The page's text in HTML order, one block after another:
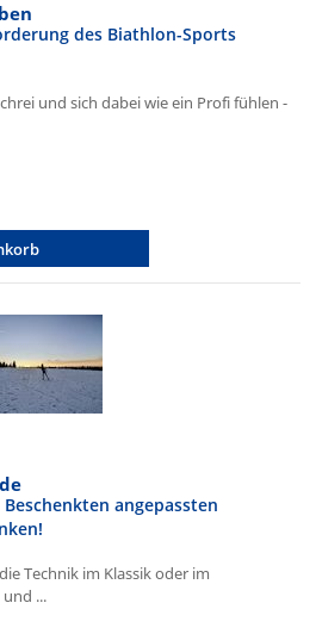
des Biathlon-Sports
und sich dabei wie ein Profi fühlen -
angepassten
Technik im Klassik oder im
...